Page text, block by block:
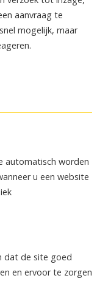
aanvraag te
mogelijk, maar
automatisch worden
u een website
dat de site goed
en ervoor te zorgen